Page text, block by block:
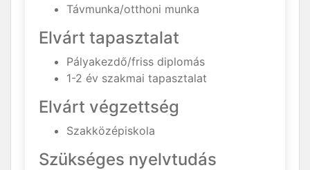
Távmunka/otthoni munka
Elvárt tapasztalat
Pályakezdő/friss diplomás
1-2 év szakmai tapasztalat
Elvárt végzettség
Szakközépiskola
Szükséges nyelvtudás